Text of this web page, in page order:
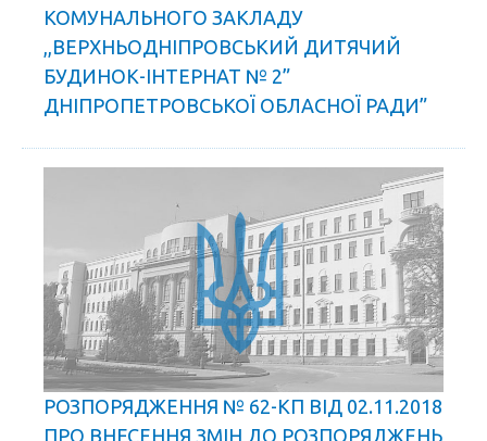
КОМУНАЛЬНОГО ЗАКЛАДУ
,,ВЕРХНЬОДНІПРОВСЬКИЙ ДИТЯЧИЙ
БУДИНОК-ІНТЕРНАТ № 2”
ДНІПРОПЕТРОВСЬКОЇ ОБЛАСНОЇ РАДИ”
РОЗПОРЯДЖЕННЯ № 62-КП ВІД 02.11.2018
ПРО ВНЕСЕННЯ ЗМІН ДО РОЗПОРЯДЖЕНЬ